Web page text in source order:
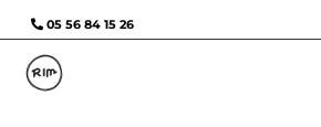
05 56 84 15 26